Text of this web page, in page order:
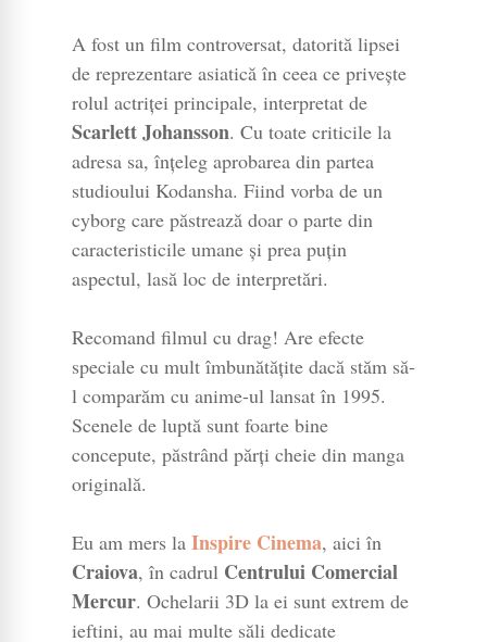
A fost un film controversat, datorită lipsei
de reprezentare asiatică în ceea ce privește
rolul actriței principale, interpretat de
Scarlett Johansson. Cu toate criticile la
adresa sa, înțeleg aprobarea din partea
studioului Kodansha. Fiind vorba de un
cyborg care păstrează doar o parte din
caracteristicile umane și prea puțin
aspectul, lasă loc de interpretări.
Recomand filmul cu drag! Are efecte
speciale cu mult îmbunătățite dacă stăm să-
l comparăm cu anime-ul lansat în 1995.
Scenele de luptă sunt foarte bine
concepute, păstrând părți cheie din manga
originală.
Eu am mers la Inspire Cinema, aici în
Craiova, în cadrul Centrului Comercial
Mercur. Ochelarii 3D la ei sunt extrem de
ieftini, au mai multe săli dedicate